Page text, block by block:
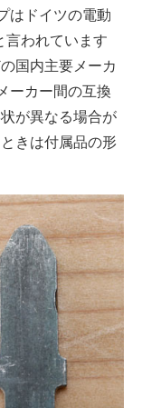
はドイツの電動
言われています
国内主要メーカ
ーカー間の互換
が異なる場合が
きは付属品の形